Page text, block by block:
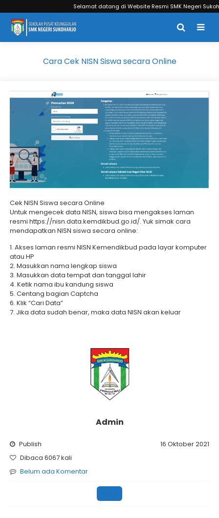
Selamat datang di Website Resmi SMK Negeri
Cara Cek NISN Siswa secara Online
Cek NISN Siswa secara Online
Untuk mengecek data NISN, siswa bisa mengakses laman
resmi https://nisn.data.kemdikbud.go.id/. Yuk simak cara
mendapatkan NISN siswa secara online:
1. Akses laman resmi NISN Kemendikbud pada layar komputer
atau HP
2. Masukkan nama lengkap siswa
3. Masukkan data tempat dan tanggal lahir
4. Ketik nama ibu kandung siswa
5. Centang bagian Captcha
6. Klik “Cari Data”
7. Jika data sudah benar, maka data NISN akan keluar
Admin
Publish
16 Oktober 2021
Dibaca 6067 kali
Belum ada Komentar